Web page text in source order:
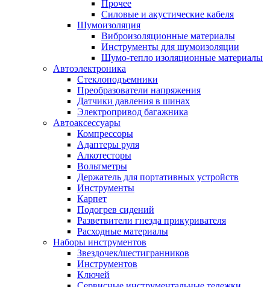
Прочее
Силовые и акустические кабеля
Шумоизоляция
Виброизоляционные материалы
Инструменты для шумоизоляции
Шумо-тепло изоляционные материалы
Автоэлектроника
Стеклоподъемники
Преобразователи напряжения
Датчики давления в шинах
Электропривод багажника
Автоаксессуары
Компрессоры
Адаптеры руля
Алкотесторы
Вольтметры
Держатель для портативных устройств
Инструменты
Карпет
Подогрев сидений
Разветвители гнезда прикуривателя
Расходные материалы
Наборы инструментов
Звездочек/шестигранников
Инструментов
Ключей